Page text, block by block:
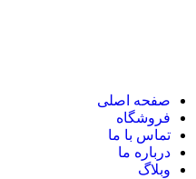
صفحه اصلی
فروشگاه
تماس با ما
درباره ما
وبلاگ